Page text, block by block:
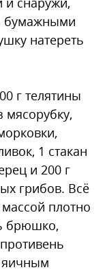
бумажными
натереть
г телятины
мясорубку,
1 стакан
и 200 г
грибов. Всё
плотно
брюшко,
яичным